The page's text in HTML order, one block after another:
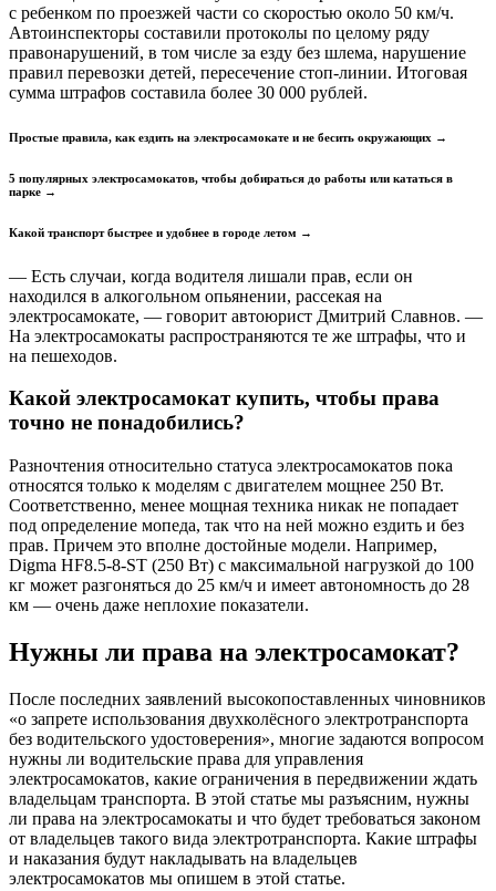
с ребенком по проезжей части со скоростью около 50 км/ч.
Автоинспекторы составили протоколы по целому ряду
правонарушений, в том числе за езду без шлема, нарушение
правил перевозки детей, пересечение стоп-линии. Итоговая
сумма штрафов составила более 30 000 рублей.
Простые правила, как ездить на электросамокате и не бесить окружающих →
5 популярных электросамокатов, чтобы добираться до работы или кататься в
парке →
Какой транспорт быстрее и удобнее в городе летом →
— Есть случаи, когда водителя лишали прав, если он
находился в алкогольном опьянении, рассекая на
электросамокате, — говорит автоюрист Дмитрий Славнов. —
На электросамокаты распространяются те же штрафы, что и
на пешеходов.
Какой электросамокат купить, чтобы права
точно не понадобились?
Разночтения относительно статуса электросамокатов пока
относятся только к моделям с двигателем мощнее 250 Вт.
Соответственно, менее мощная техника никак не попадает
под определение мопеда, так что на ней можно ездить и без
прав. Причем это вполне достойные модели. Например,
Digma HF8.5-8-ST (250 Вт) с максимальной нагрузкой до 100
кг может разгоняться до 25 км/ч и имеет автономность до 28
км — очень даже неплохие показатели.
Нужны ли права на электросамокат?
После последних заявлений высокопоставленных чиновников
«о запрете использования двухколёсного электротранспорта
без водительского удостоверения», многие задаются вопросом
нужны ли водительские права для управления
электросамокатов, какие ограничения в передвижении ждать
владельцам транспорта. В этой статье мы разъясним, нужны
ли права на электросамокаты и что будет требоваться законом
от владельцев такого вида электротранспорта. Какие штрафы
и наказания будут накладывать на владельцев
электросамокатов мы опишем в этой статье.